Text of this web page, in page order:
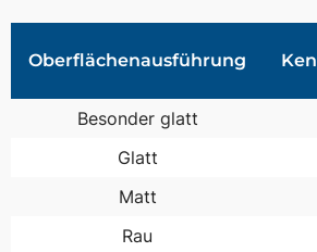
Oberflächenausführung
Besonder glatt
Glatt
Matt
Rau